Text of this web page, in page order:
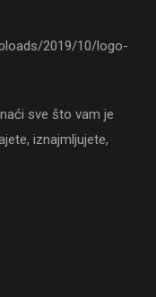
sve što vam je
iznajmljujete,